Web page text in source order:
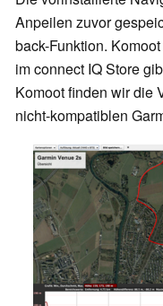
Anpeilen zuvor
back-Funktion.
im connect IQ Store
Komoot finden wir die
nicht-kompatiblen